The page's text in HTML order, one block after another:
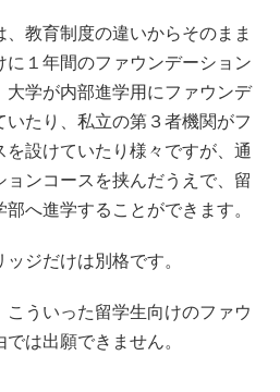
教育制度の違いからそのまま
に１年間のファウンデーション
大学が内部進学用にファウンデ
たり、私立の第３者機関がフ
を設けていたり様々ですが、通
ンコースを挟んだうえで、留
へ進学することができます。
ジだけは別格です。
ういった留学生向けのファウ
は出願できません。